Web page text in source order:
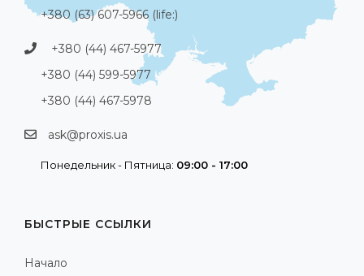
+380 (63) 607-5966 (life:)
+380 (44) 467-5977
+380 (44) 599-5977
+380 (44) 467-5978
ask@proxis.ua
Понедельник - Пятница: 09:00 - 17:00
БЫСТРЫЕ ССЫЛКИ
Начало